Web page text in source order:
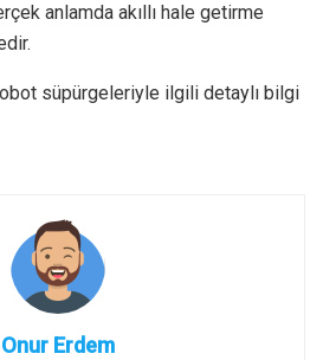
anlamda akıllı hale getirme
süpürgeleriyle ilgili detaylı bilgi
Onur Erdem